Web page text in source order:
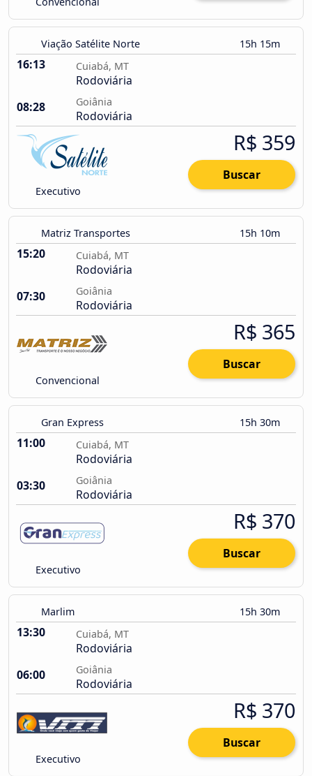
Viação Satélite Norte 15h 15m
16:13 Cuiabá, MT
Rodoviária
08:28
Goiânia
Rodoviária
Executivo
R$ 359
Buscar
Matriz Transportes 15h 10m
15:20 Cuiabá, MT
Rodoviária
07:30
Goiânia
Rodoviária
Convencional
R$ 365
Buscar
Gran Express 15h 30m
11:00 Cuiabá, MT
Rodoviária
03:30
Goiânia
Rodoviária
Executivo
R$ 370
Buscar
Marlim 15h 30m
13:30 Cuiabá, MT
Rodoviária
06:00
Goiânia
Rodoviária
Executivo
R$ 370
Buscar